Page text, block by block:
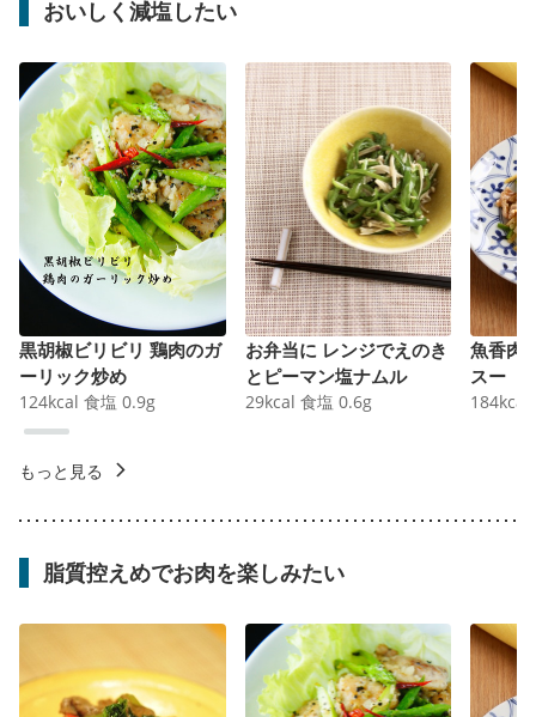
おいしく減塩したい
黒胡椒ビリビリ 鶏肉のガ
ーリック炒め
124kcal 食塩 0.9g
お弁当に レンジでえのき
とピーマン塩ナムル
29kcal 食塩 0.6g
魚香肉
スー
184kcal
もっと見る
脂質控えめでお肉を楽しみたい